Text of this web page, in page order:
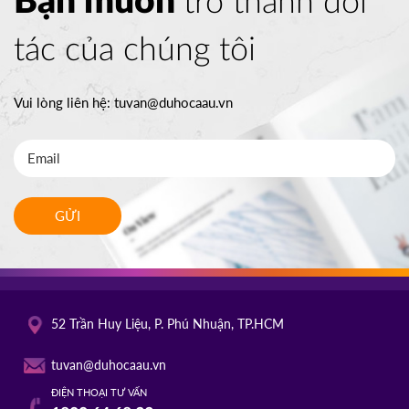
HOT
14h30
Canada TỔ CHỨC ICEAP
ĐĂNG KÝ
HOT
03/10/2025
10h00
ĐĂNG KÝ
02/10/2025
14h00
tác của chúng tôi
Vui lòng liên hệ:tuvan@duhocaau.vn
GỬI
52 Trần Huy Liệu, P. Phú Nhuận, TP.HCM
tuvan@duhocaau.vn
ĐIỆN THOẠI TƯ VẤN